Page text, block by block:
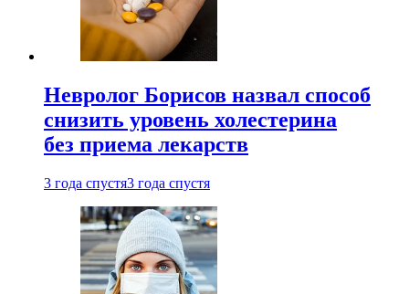
Невролог Борисов назвал способ
снизить уровень холестерина
без приема лекарств
3 года спустя3 года спустя